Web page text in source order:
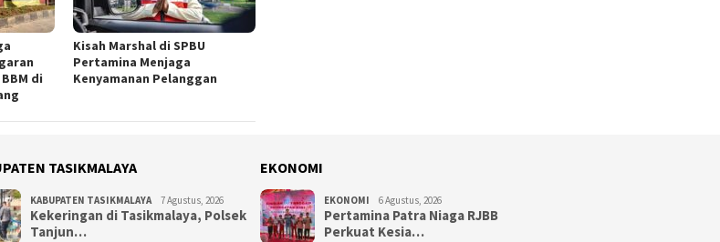
di
Kisah Marshal di SPBU
Pertamina Menjaga
Kenyamanan Pelanggan
TASIKMALAYA
KABUPATEN TASIKMALAYA 7 Agustus, 2026
Kekeringan di Tasikmalaya, Polsek
Tanjun…
EKONOMI
EKONOMI 6 Agustus, 2026
Pertamina Patra Niaga RJBB
Perkuat Kesia…